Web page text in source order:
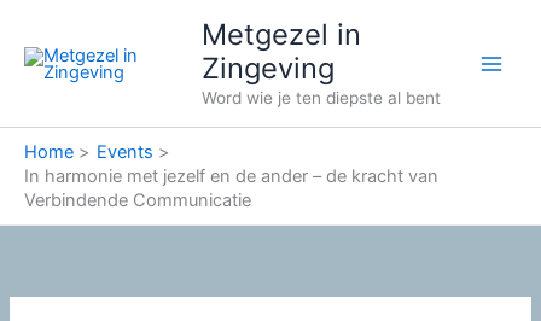
naar
Metgezel in
Zingeving
Word wie je ten diepste al bent
Home
Events
In harmonie met jezelf en de ander – de kracht van
Verbindende Communicatie